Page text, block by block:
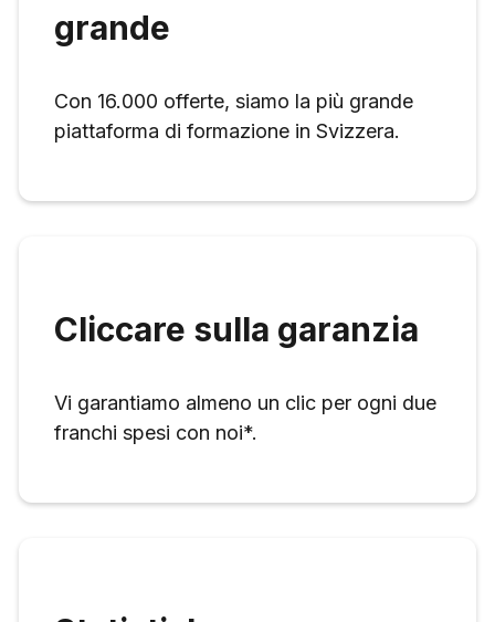
grande
Con 16.000 offerte, siamo la più grande
piattaforma di formazione in Svizzera.
Cliccare sulla garanzia
Vi garantiamo almeno un clic per ogni due
franchi spesi con noi*.